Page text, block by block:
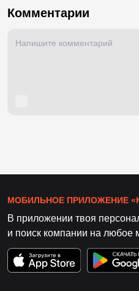
Комментарии
МОБИЛЬНОЕ ПРИЛОЖЕНИЕ
В приложении твоя
и поиск компании на любое